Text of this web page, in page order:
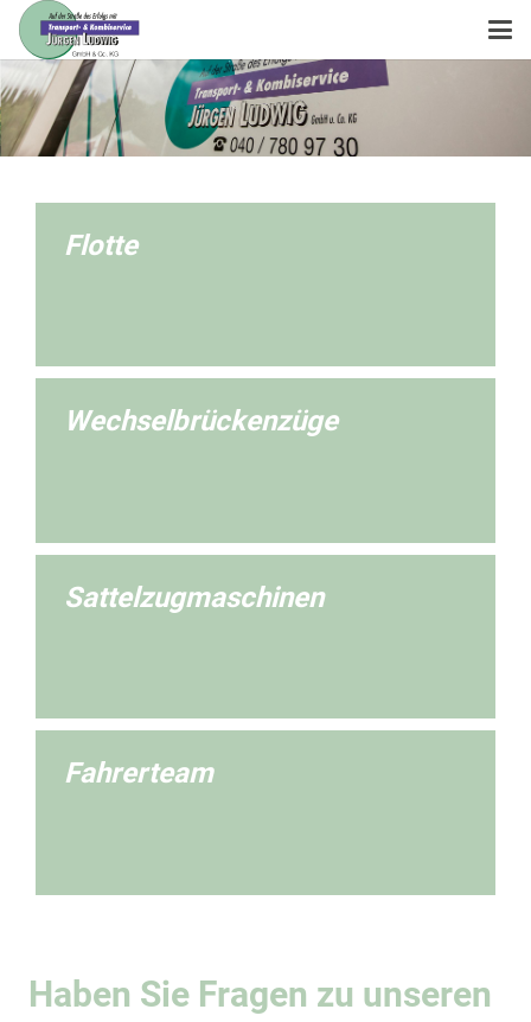
Flotte
Wechselbrückenzüge
Sattelzugmaschinen
Fahrerteam
Haben Sie Fragen zu unseren